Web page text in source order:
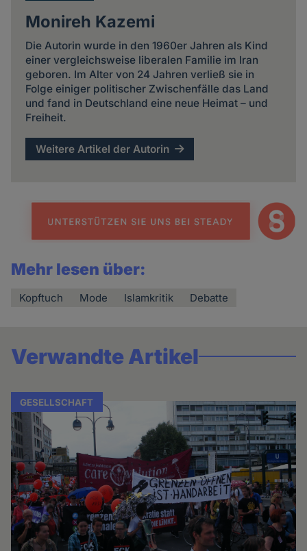
Monireh Kazemi
Die Autorin wurde in den 1960er Jahren als Kind
einer vergleichsweise liberalen Familie im Iran
geboren. Im Alter von 24 Jahren verließ sie in
Folge einiger politischer Zwischenfälle das Land
und fand in Deutschland eine neue Heimat – und
Freiheit.
Weitere Artikel der Autorin
Mehr lesen über:
Kopftuch Mode Islamkritik Debatte
Verwandte Artikel
GESELLSCHAFT